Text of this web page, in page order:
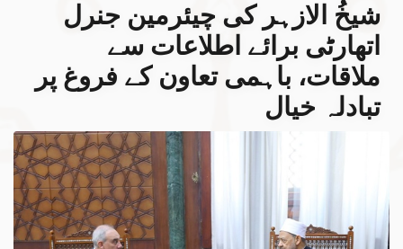
شیخُ الازہر کی چیئرمین جنرل
اتھارٹی برائے اطلاعات سے
ملاقات، باہمی تعاون کے فروغ پر
تبادلہ خیال